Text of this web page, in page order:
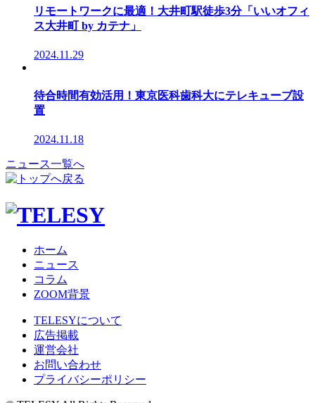
リモートワークに最適！大井町駅徒歩3分「いいオフィ
ス大井町 by カテナ」
2024.11.29
待合時間有効活用！東京医科歯科大にテレキューブ設
置
2024.11.18
ニュース一覧へ
ホーム
ニュース
コラム
ZOOM背景
TELESYについて
広告掲載
運営会社
お問い合わせ
プライバシーポリシー